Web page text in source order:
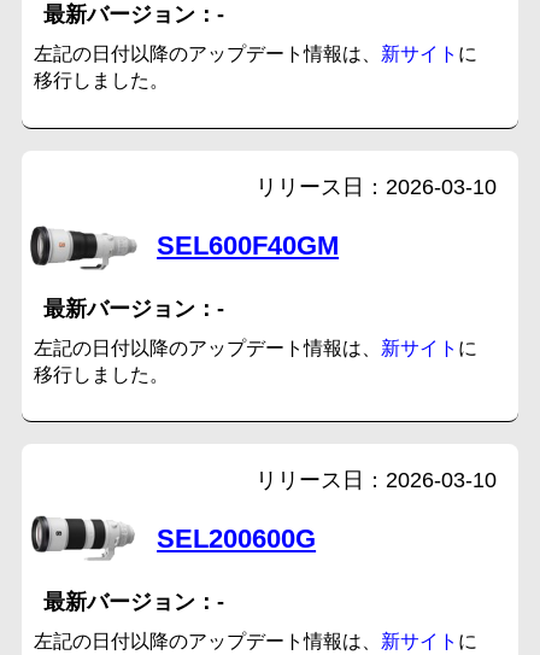
-
左記の日付以降のアップデート情報は、 新サイト に
移行しました。
SEL600F40GM
-
2026-03-10
左記の日付以降のアップデート情報は、 新サイト に
移行しました。
SEL200600G
-
2026-03-10
左記の日付以降のアップデート情報は、 新サイト に